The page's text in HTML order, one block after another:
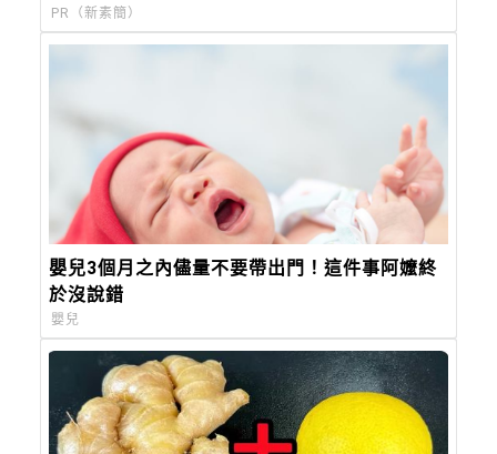
PR（新素簡）
嬰兒3個月之內儘量不要帶出門！這件事阿嬤終
於沒說錯
嬰兒